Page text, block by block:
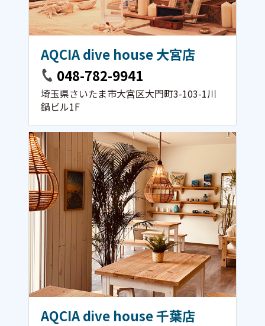
AQCIA dive house 大宮店
048-782-9941
埼玉県さいたま市大宮区大門町3-103-1川
鍋ビル1F
AQCIA dive house 千葉店